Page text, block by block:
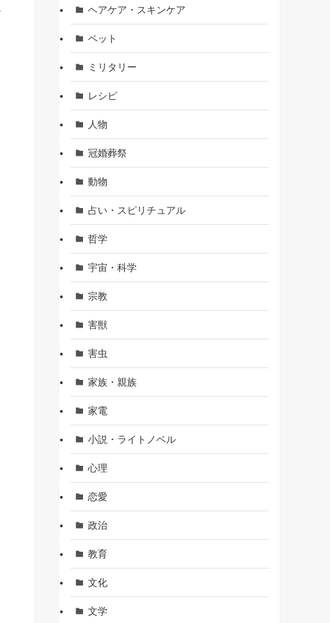
ヘアケア・スキンケア
ペット
ミリタリー
レシピ
人物
冠婚葬祭
動物
占い・スピリチュアル
哲学
宇宙・科学
宗教
害獣
害虫
家族・親族
家電
小説・ライトノベル
心理
恋愛
政治
教育
文化
文学